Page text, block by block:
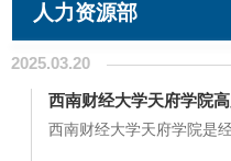
人力资源部
2025.03.20
西南财经大学天府学院
西南财经大学天府学院是